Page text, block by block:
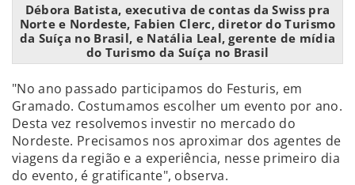
Débora Batista, executiva de contas da Swiss pra
Norte e Nordeste, Fabien Clerc, diretor do Turismo
da Suíça no Brasil, e Natália Leal, gerente de mídia
do Turismo da Suíça no Brasil
"No ano passado participamos do Festuris, em
Gramado. Costumamos escolher um evento por ano.
Desta vez resolvemos investir no mercado do
Nordeste. Precisamos nos aproximar dos agentes de
viagens da região e a experiência, nesse primeiro dia
do evento, é gratificante", observa.